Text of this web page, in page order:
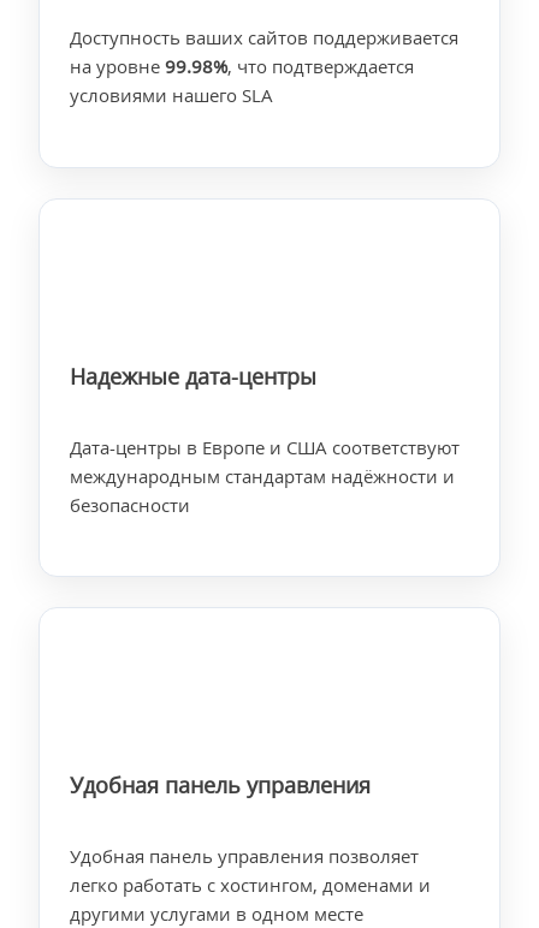
Доступность ваших сайтов поддерживается
на уровне 99.98%, что подтверждается
условиями нашего SLA
Надежные дата-центры
Дата-центры в Европе и США соответствуют
международным стандартам надёжности и
безопасности
Удобная панель управления
Удобная панель управления позволяет
легко работать с хостингом, доменами и
другими услугами в одном месте